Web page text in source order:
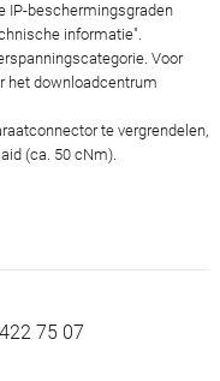
IP-beschermingsgraden
informatie".
Voor
het downloadcentrum
te vergrendelen,
(ca. 50 cNm).
75 07